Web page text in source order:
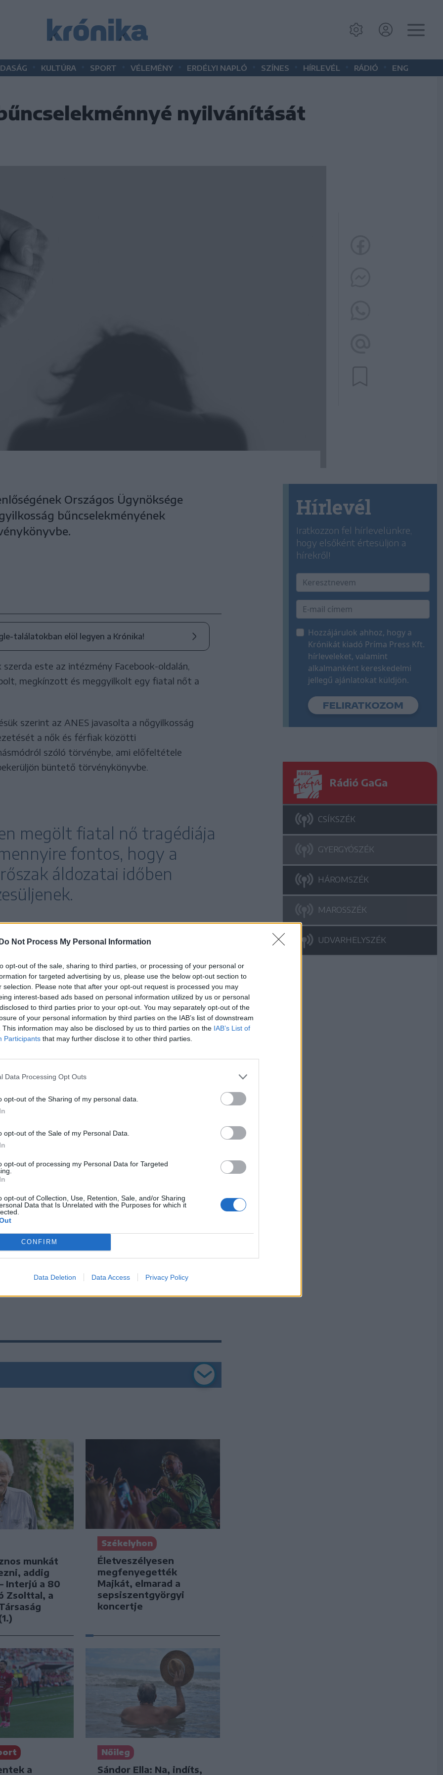
Do Not Process My Personal Information
opt-out of the sale, sharing to third parties, or processing of your personal or
for targeted advertising by us, please use the below opt-out section to
selection. Please note that after your opt-out request is processed you may
interest-based ads based on personal information utilized by us or personal
to third parties prior to your opt-out. You may separately opt-out of the
of your personal information by third parties on the IAB’s list of downstream
This information may also be disclosed by us to third parties on the IAB’s List of
Participants that may further disclose it to other third parties.
Data Processing Opt Outs
opt-out of the Sharing of my personal data.
opt-out of the Sale of my Personal Data.
opt-out of processing my Personal Data for Targeted
opt-out of Collection, Use, Retention, Sale, and/or Sharing
Data that Is Unrelated with the Purposes for which it
CONFIRM
Data Deletion Data Access Privacy Policy
KULTÚRA SPORT VÉLEMÉNY ERDÉLYI NAPLÓ SZÍNES HÍRLEVÉL RÁDIÓ ENG
nyilvánítását
Országos Ügynöksége
bűncselekményének
találatokban elöl legyen a Krónika!
este az intézmény Facebook-oldalán,
megkínzott és meggyilkolt egy fiatal nőt a
szerint az ANES javasolta a nőgyilkosság
a nők és férfiak közötti
szóló törvénybe, ami előfeltétele
büntető törvénykönyvbe.
megölt fiatal nő tragédiája
fontos, hogy a
áldozatai időben
végzés, az agresszor elektronikus
életeket mentenek, elrettentik a zaklatókat,
beavatkozását.
hogy ha családon
el, vagy ismernek
van szüksége, vagy
helyzetnek, jelezzék a
0800 500 333-as
is, hogy az összes megyében rendelkezésre
gyakorlati támogatást nyújtó speciális
illetve sürgősségi, rehabilitációs és
az áldozatok pszichológiai, szakmai és jogi
Hírlevél
Iratkozzon fel hírlevelünkre,
hogy elsőként értesüljön a
hírekről!
Hozzájárulok ahhoz, hogy a
Krónikát kiadó Príma Press Kft.
hírleveleket, valamint
alkalmanként kereskedelmi
jellegű ajánlatokat küldjön.
Rádió GaGa
CSÍKSZÉK
GYERGYÓSZÉK
HÁROMSZÉK
MAROSSZÉK
UDVARHELYSZÉK
munkát
addig
Interjú a 80
Zsolttal, a
Székelyhon
Életveszélyesen
megfenyegették
Majkát, elmarad a
sepsiszentgyörgyi
koncertje
a
Nőileg
Sándor Ella: Na, indíts,